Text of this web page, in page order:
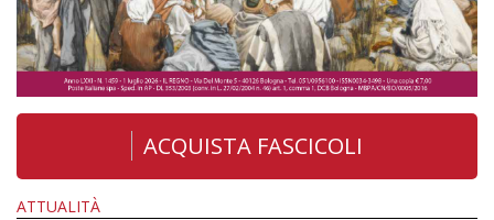
ACQUISTA FASCICOLI
ATTUALITÀ